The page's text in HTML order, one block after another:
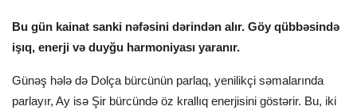
Bu gün kainat sanki nəfəsini dərindən alır. Göy qübbəsində
işıq, enerji və duyğu harmoniyası yaranır.
Günəş hələ də Dolça bürcünün parlaq, yenilikçi səmalarında
parlayır, Ay isə Şir bürcündə öz krallıq enerjisini göstərir. Bu, iki